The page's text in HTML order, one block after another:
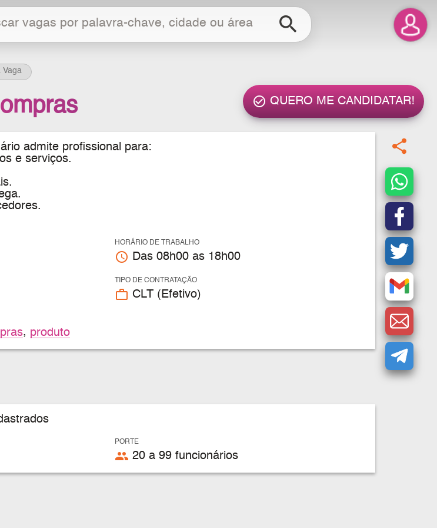
search
Vaga
check_circle_outline QUERO ME CANDIDATAR!
admite profissional para:
e serviços.
HORÁRIO DE TRABALHO
access_time Das 08h00 as 18h00
TIPO DE CONTRATAÇÃO
work_outline CLT (Efetivo)
, produto
PORTE
people 20 a 99 funcionários
share